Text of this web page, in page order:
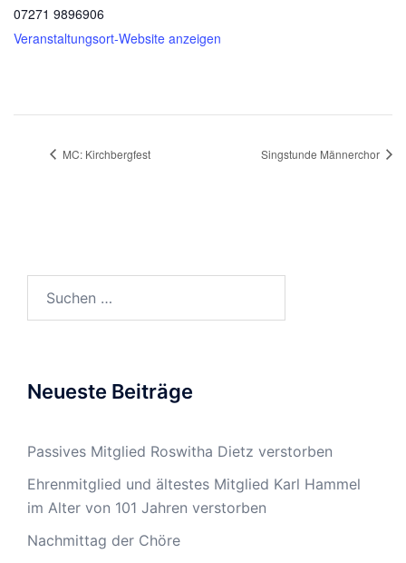
07271 9896906
Veranstaltungsort-Website anzeigen
MC: Kirchbergfest Singstunde Männerchor
Neueste Beiträge
Passives Mitglied Roswitha Dietz verstorben
Ehrenmitglied und ältestes Mitglied Karl Hammel
im Alter von 101 Jahren verstorben
Nachmittag der Chöre